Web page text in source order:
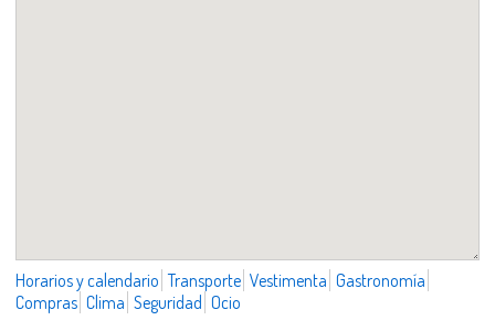
Horarios y calendario Transporte Vestimenta Gastronomía
Compras Clima Seguridad Ocio